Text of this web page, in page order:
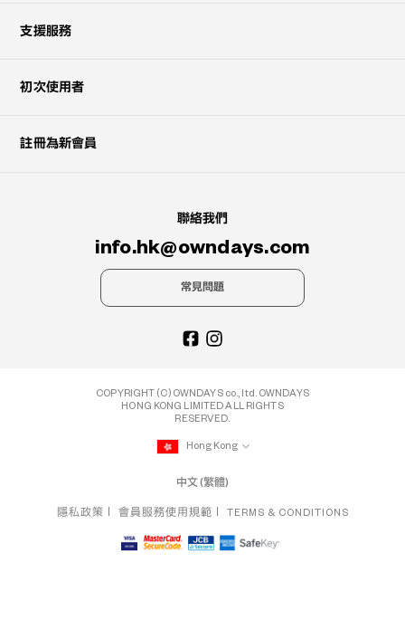
支援服務
初次使用者
註冊為新會員
聯絡我們
info.hk@owndays.com
常見問題
COPYRIGHT (C) OWNDAYS co., ltd. OWNDAYS
HONG KONG LIMITED ALL RIGHTS
RESERVED.
Hong Kong
中文 (繁體)
隱私政策 會員服務使用規範 TERMS & CONDITIONS